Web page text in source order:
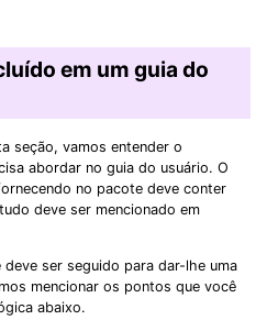
em um guia do
seção, vamos entender o
abordar no guia do usuário. O
no pacote deve conter
deve ser mencionado em
ser seguido para dar-lhe uma
mencionar os pontos que você
abaixo.